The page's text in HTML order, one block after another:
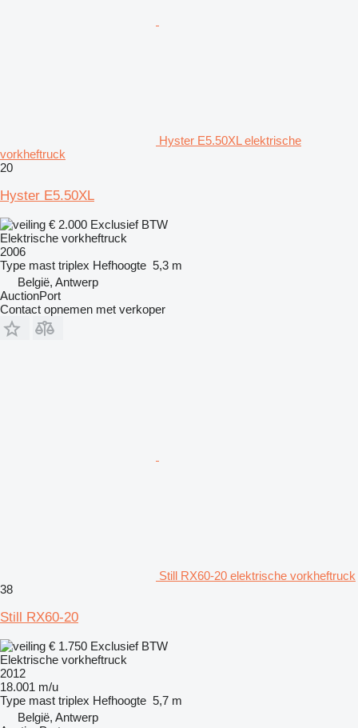
Hyster E5.50XL elektrische
vorkheftruck
20
Hyster E5.50XL
€ 2.000 Exclusief BTW
Elektrische vorkheftruck
2006
Type mast triplex Hefhoogte 5,3 m
België, Antwerp
AuctionPort
Contact opnemen met verkoper
Still RX60-20 elektrische vorkheftruck
38
Still RX60-20
€ 1.750 Exclusief BTW
Elektrische vorkheftruck
2012
18.001 m/u
Type mast triplex Hefhoogte 5,7 m
België, Antwerp